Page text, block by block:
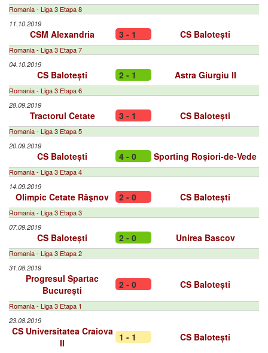
Romania - Liga 3 Etapa 8
11.10.2019
CSM Alexandria 3 - 1 CS Balotești
Romania - Liga 3 Etapa 7
04.10.2019
CS Balotești 2 - 1 Astra Giurgiu II
Romania - Liga 3 Etapa 6
28.09.2019
Tractorul Cetate 3 - 1 CS Balotești
Romania - Liga 3 Etapa 5
20.09.2019
CS Balotești 4 - 0 Sporting Roșiori-de-Vede
Romania - Liga 3 Etapa 4
14.09.2019
Olimpic Cetate Râşnov 2 - 0 CS Balotești
Romania - Liga 3 Etapa 3
07.09.2019
CS Balotești 2 - 0 Unirea Bascov
Romania - Liga 3 Etapa 2
31.08.2019
Progresul Spartac
București
2 - 0 CS Balotești
Romania - Liga 3 Etapa 1
23.08.2019
CS Universitatea Craiova
II
1 - 1 CS Balotești